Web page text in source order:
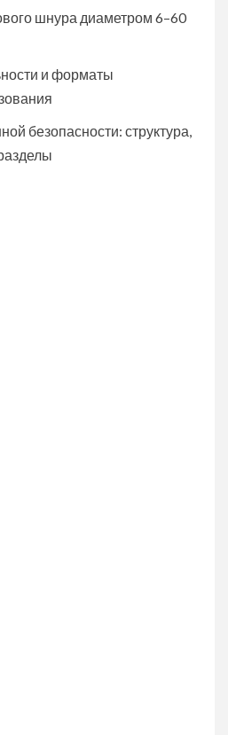
шнура диаметром 6–60
и форматы
безопасности: структура,